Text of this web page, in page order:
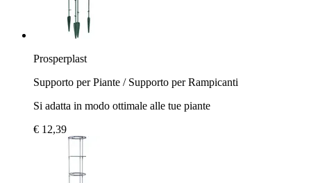
Prosperplast
Supporto per Piante / Supporto per Rampicanti
Si adatta in modo ottimale alle tue piante
€ 12,39